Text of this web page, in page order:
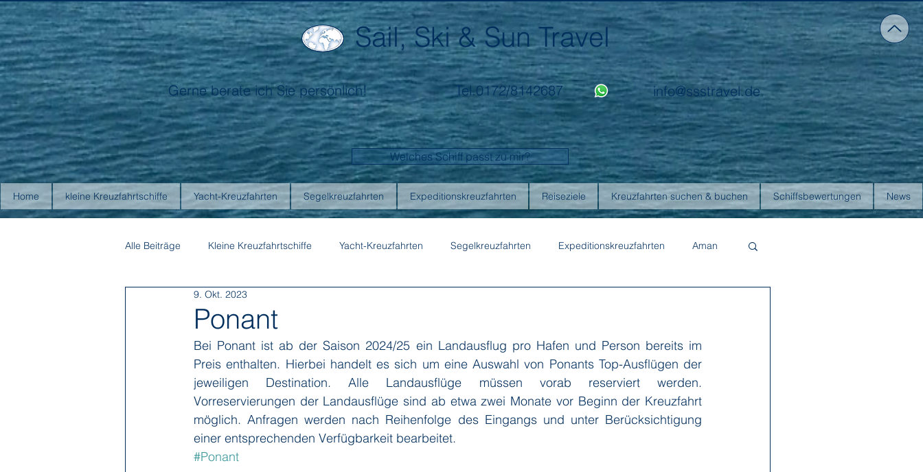
Sail, Ski & Sun Travel
Gerne berate ich Sie persönlich! Tel.0172/8142687 info@ssstravel.de
Welches Schiff passt zu mir?
Home kleine Kreuzfahrtschiffe Yacht-Kreuzfahrten Segelkreuzfahrten Expeditionskreuzfahrten Reiseziele Kreuzfahrten suchen & buchen Schiffsbewertungen News
Alle Beiträge Kleine Kreuzfahrtschiffe Yacht-Kreuzfahrten Segelkreuzfahrten Expeditionskreuzfahrten Aman
Antarctica21 Aurora Expeditions
Orient Express Paul Gauguin Cruises
Poseidon Expeditions Regent Seven Seas Cruises Running on Waves Sailing-Classics Scenic Seabourn
Sea Cloud Cruises
Ponant
9. Okt. 2023
Bei Ponant ist ab der Saison 2024/25 ein Landausflug pro Hafen und Person bereits im
Preis enthalten. Hierbei handelt es sich um eine Auswahl von Ponants Top-Ausflügen der
jeweiligen Destination. Alle Landausflüge müssen vorab reserviert werden.
Vorreservierungen der Landausflüge sind ab etwa zwei Monate vor Beginn der Kreuzfahrt
möglich. Anfragen werden nach Reihenfolge des Eingangs und unter Berücksichtigung
einer entsprechenden Verfügbarkeit bearbeitet.
#Ponant